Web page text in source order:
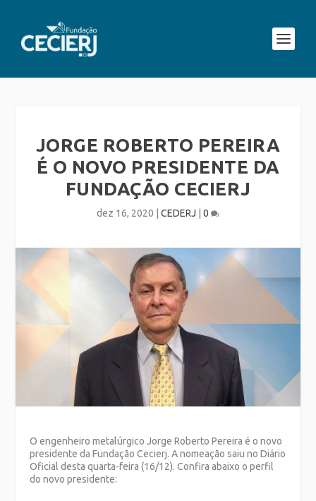
JORGE ROBERTO PEREIRA
É O NOVO PRESIDENTE DA
FUNDAÇÃO CECIERJ
dez 16, 2020 CEDERJ 0
O engenheiro metalúrgico Jorge Roberto Pereira é o novo
presidente da Fundação Cecierj. A nomeação saiu no Diário
Oficial desta quarta-feira (16/12). Confira abaixo o perfil
do novo presidente: